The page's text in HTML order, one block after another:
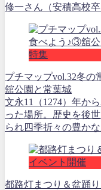
修一さん（安積高校
特集
プチマップvol.32冬
舘公園と常葉城
文永11（1274）年か
った場所。歴史を後
られ四季折々の豊か
イベント開催
都路灯まつり＆盆踊